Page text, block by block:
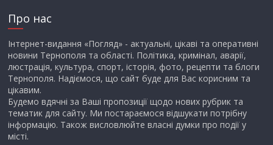
Про нас
Інтернет-видання «Погляд» - актуальні, цікаві та оперативні
новини Тернополя та області. Політика, кримінал, аварії,
люстрація, культура, спорт, історія, фото, рецепти та блоги
Тернополя. Надіємося, що сайт буде для Вас корисним та
цікавим.
Будемо вдячні за Ваші пропозиції щодо нових рубрик та
тематик для сайту. Ми постараємося відшукати потрібну
інформацію. Також висловлюйте власні думки про події у
місті.